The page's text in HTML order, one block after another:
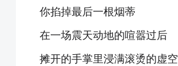
你掐掉最后一根烟蒂
在一场震天动地的喧嚣过后
摊开的手掌里浸满滚烫的虚空